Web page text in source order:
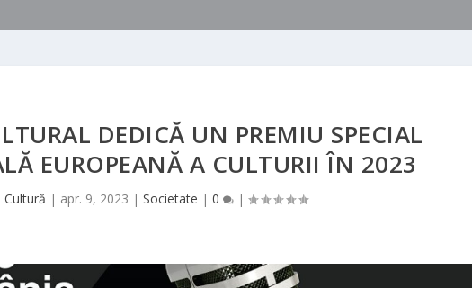
DEDICĂ UN PREMIU SPECIAL
EUROPEANĂ A CULTURII ÎN 2023
Cultură | apr. 9, 2023 |Societate |0 |